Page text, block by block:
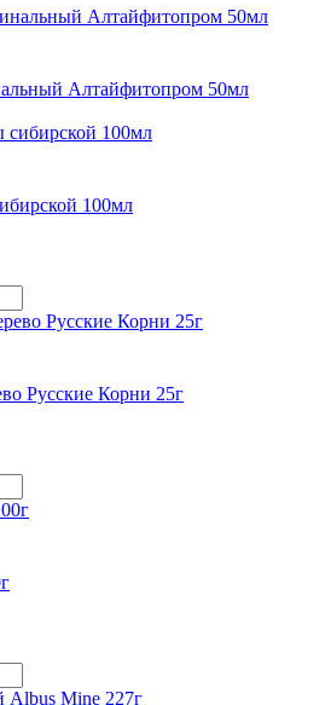
Алтайфитопром 50мл
100мл
Русские Корни 25г